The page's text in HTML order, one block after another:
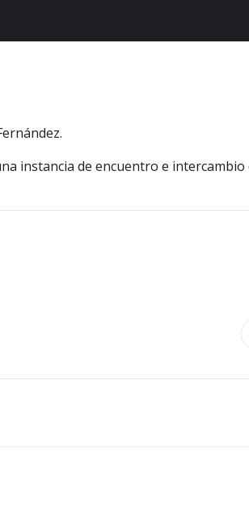
instancia de encuentro e intercambio